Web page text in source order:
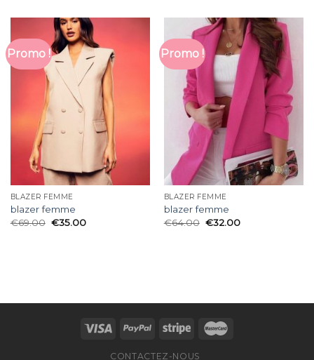
Promo !
BLAZER FEMME
blazer femme
€69.00 €35.00
Promo !
BLAZER FEMME
blazer femme
€64.00 €32.00
CONTACTEZ-NOUS